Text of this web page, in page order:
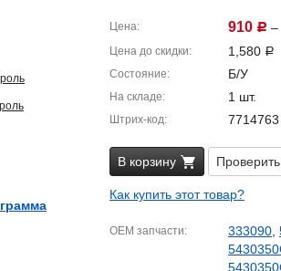
Цена 910 Р –
Цена до скидки 1,580 Р
Состояние Б/У
На складе 1 шт.
Штрих-код 7714763
В корзину
Как купить этот товар?
OEM запчасти 333090